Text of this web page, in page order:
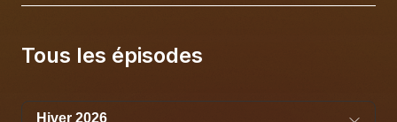
Tous les épisodes